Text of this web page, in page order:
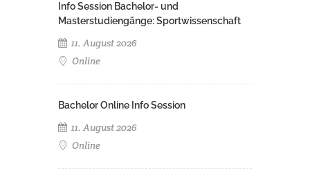
Info Session Bachelor- und
Masterstudiengänge: Sportwissenschaft
11. August 2026
Online
Bachelor Online Info Session
11. August 2026
Online